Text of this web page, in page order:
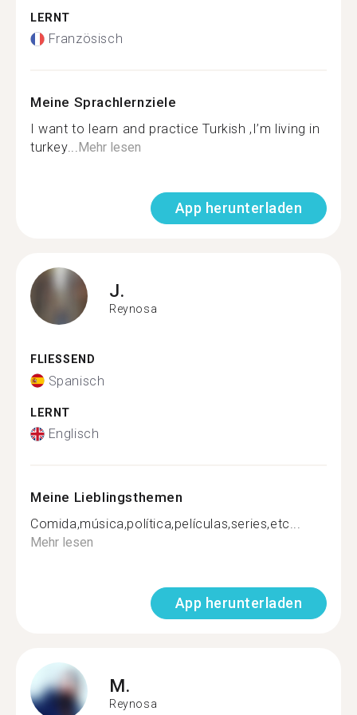
LERNT
Französisch
Meine Sprachlernziele
I want to learn and practice Turkish ,I’m living in
turkey...Mehr lesen
App herunterladen
J.
Reynosa
FLIESSEND
Spanisch
LERNT
Englisch
Meine Lieblingsthemen
Comida,música,política,películas,series,etc...
Mehr lesen
App herunterladen
M.
Reynosa